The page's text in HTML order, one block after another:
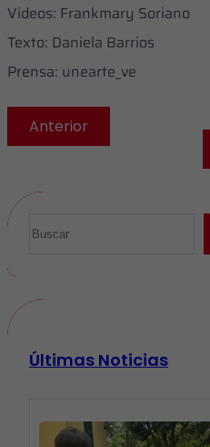
Videos: Frankmary Soriano
Texto: Daniela Barrios
Prensa: unearte_ve
Anterior
Últimas Noticias